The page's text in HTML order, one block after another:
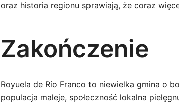
oraz historia regionu sprawiają, że coraz
Zakończenie
Royuela de Río Franco to niewielka gmina o
populacja maleje, społeczność lokalna